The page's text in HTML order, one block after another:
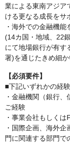
業による東南アジア
ける更なる成長をサ
・海外での金融機
(14カ国・地域、22
にて地場銀行が有す
署)を通じたきめ細か
【必須要件】
■下記いずれかの経
・金融機関（銀行
ご経験
・事業会社もしく
・国際企画、海外
門に関連する部門で